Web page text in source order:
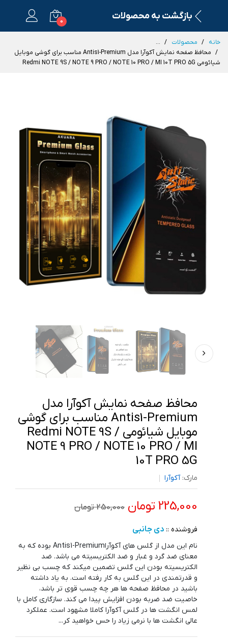
بازگشت به محصولات 0
خانه محصولات
...
محافظ صفحه نمایش آکوآرا مدل Antis1-Premium مناسب برای گوشی موبایل
شیائومی Redmi NOTE 9S / NOTE 9 PRO / NOTE 10 PRO / MI 10T PRO 5G
محافظ صفحه نمایش آکوآرا مدل
Antis1-Premium مناسب برای گوشی
موبایل شیائومی Redmi NOTE 9S /
NOTE 9 PRO / NOTE 10 PRO / MI
10T PRO 5G
مارک:آکوآرا
225,000 تومان 250,000 تومان
فروشنده :: دی جانبی
نام این مدل از گلس های آکوآراAntis1-Premium بوده که به
معنای ضد گرد و غبار و ضد الکتریسیته می باشد. ضد
الکتریسیته بودن این گلس تضمین میکند که چسب بی نظیر
و قدرتمندی در این گلس به کار رفته است. به یاد داشته
باشید در محافظ صفحه ها هر چه چسب قوی تر باشد،
خاصیت ضد ضربه بودن افزایش پیدا می کند. سازگاری کامل با
لمس انگشت ها در گلس آکوآرا کاملا مشهود است. عملکرد
عالی انگشت ها با نرمی زیاد را حس خواهید کر...